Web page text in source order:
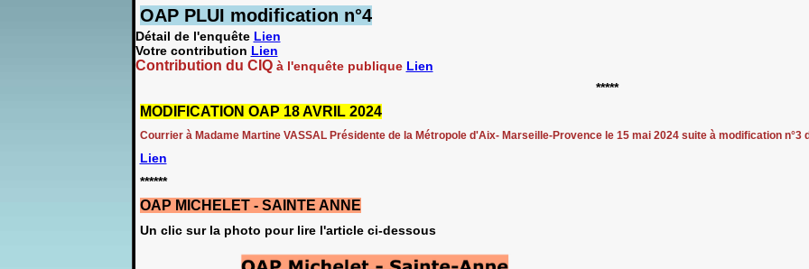
OAP PLUI modification n°4
Détail de l'enquête Lien
Votre contribution Lien
Contribution du CIQà l'enquête publique Lien
*****
MODIFICATION OAP 18 AVRIL 2024
Courrier à Madame Martine VASSAL Présidente de la Métropole d'Aix- Marseille-Provence le 15 mai 2024 suite à modification n°3
Lien
******
OAP MICHELET - SAINTE ANNE
Un clic sur la photo pour lire l'article ci-dessous